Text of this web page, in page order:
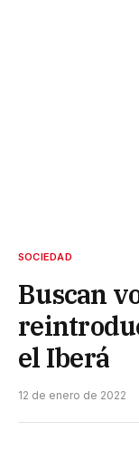
SOCIEDAD
Buscan
el Iberá
12 de enero de 2022